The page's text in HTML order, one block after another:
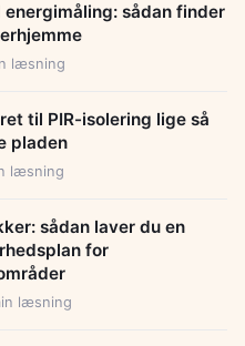
sådan finder
læsning
til PIR-isolering lige så
pladen
læsning
sådan laver du en
for
læsning